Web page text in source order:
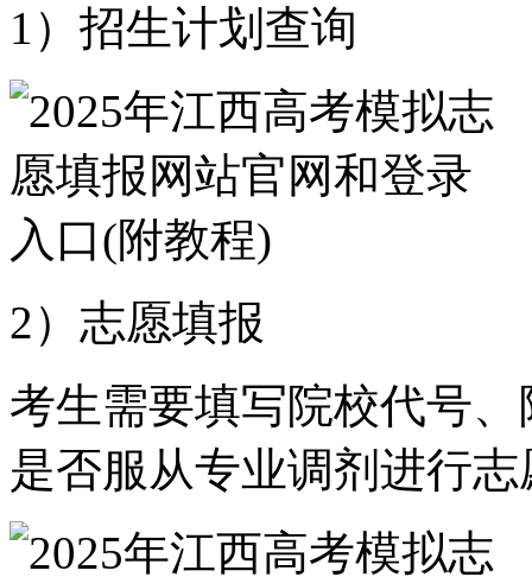
1）招生计划查询
2）志愿填报
考生需要填写院校代号
是否服从专业调剂进行志